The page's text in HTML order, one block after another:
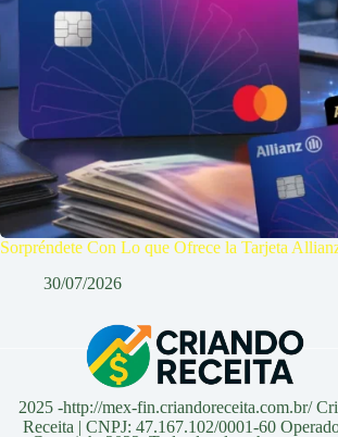
Sorpréndete Con Lo que Ofrece la Tarjeta
30/07/2026
2025 -http://mex-fin.criandoreceita.com.br/
Receita | CNPJ: 47.167.102/0001-60